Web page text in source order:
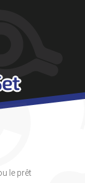
le prêt